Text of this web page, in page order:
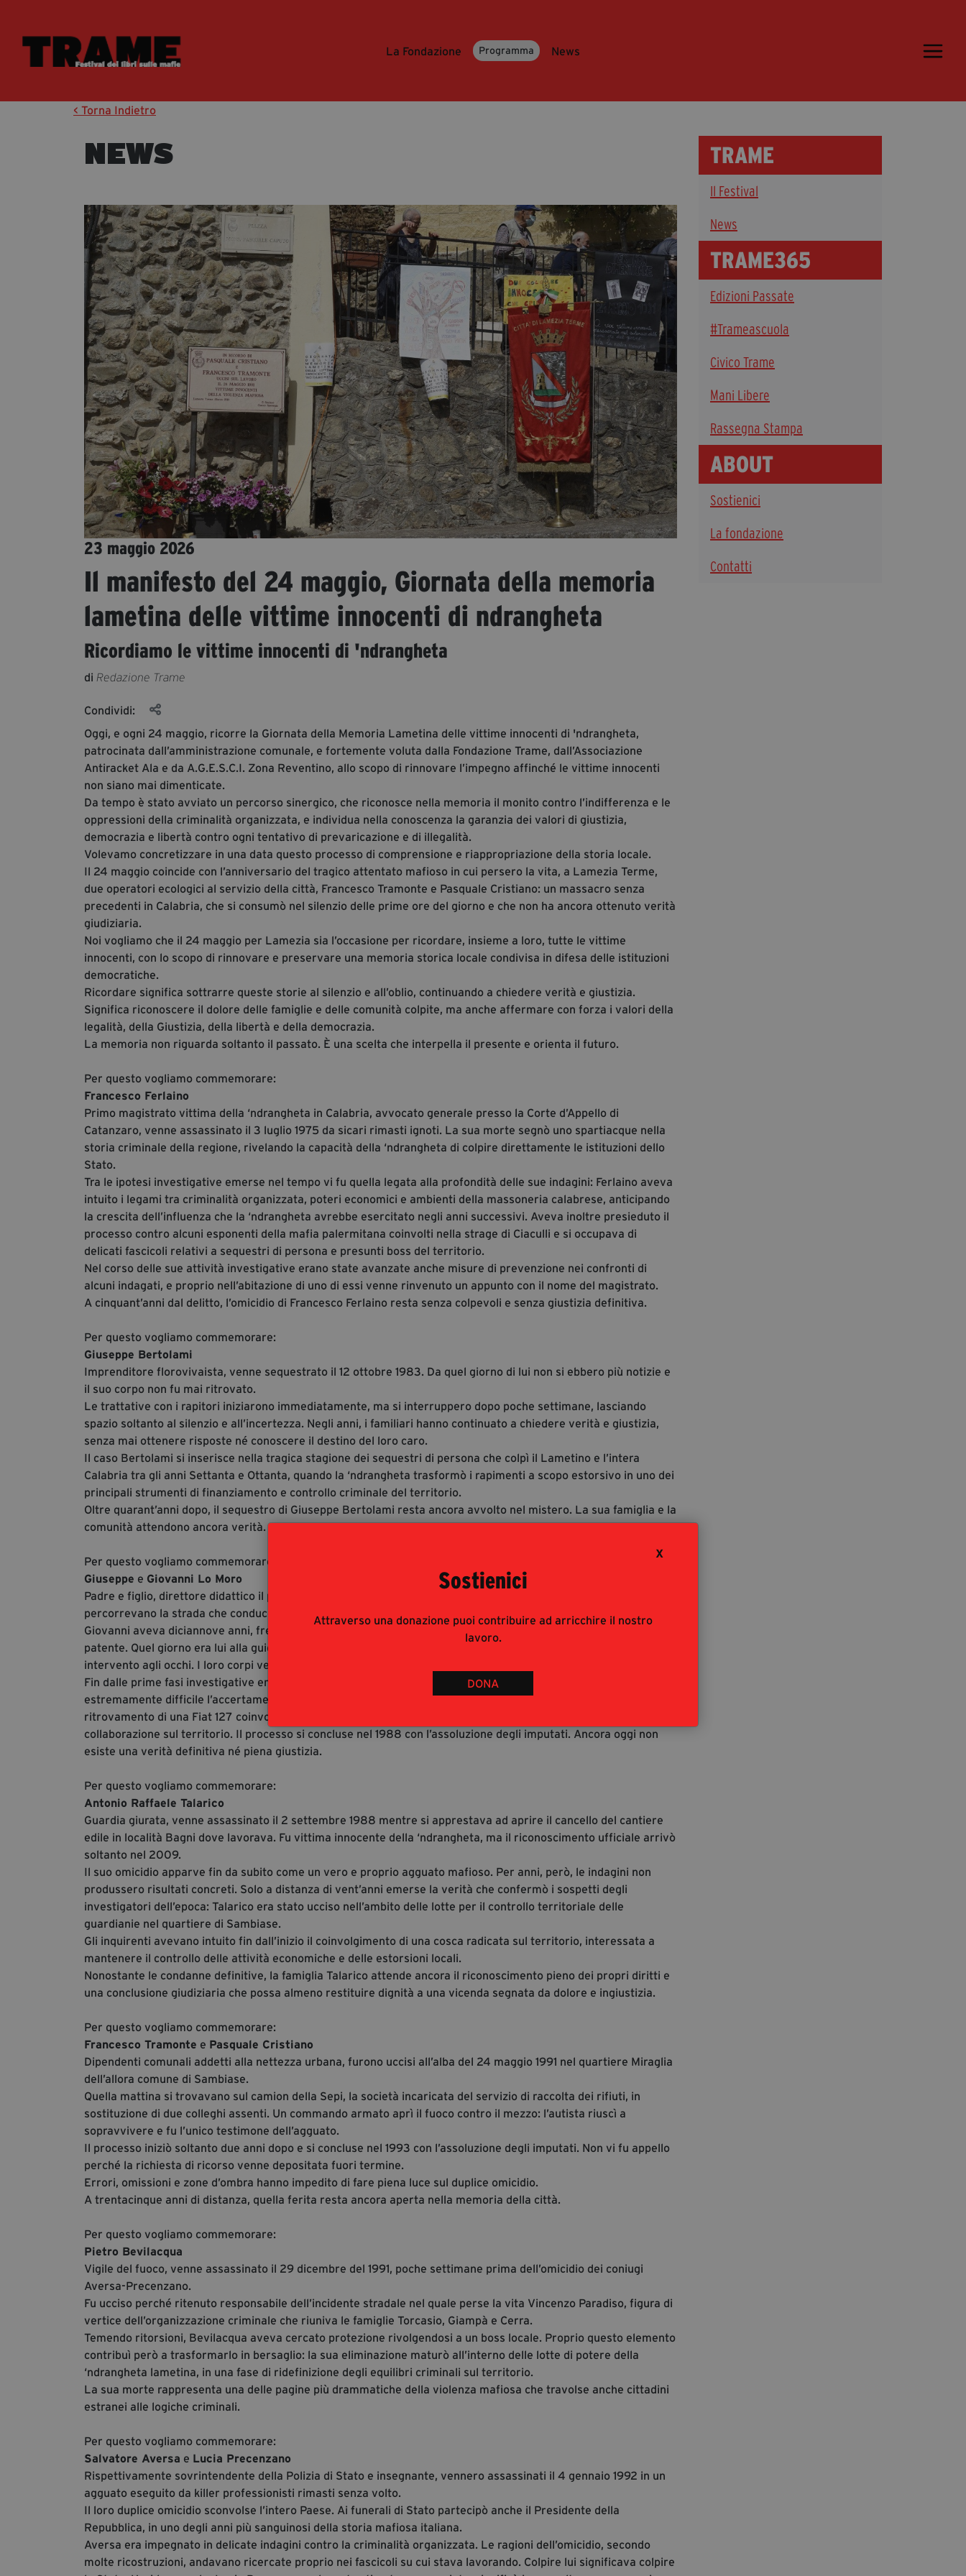
X
Sostienici
Attraverso una donazione puoi contribuire ad arricchire il nostro
lavoro.
DONA
La Fondazione Programma News
Ospiti
Media & Press
News & Kit
Accrediti Stampa
Cartella Stampa
Rassegna Stampa
Diventa Partner
Dona
Fondazione Trame
Chi Siamo
Civico Trame
#Trameascuola
Visioni Civiche
Mostra 3D - Visioni Civiche
Archivio Storico
< Torna Indietro
NEWS
23 maggio 2026
Il manifesto del 24 maggio, Giornata della memoria
lametina delle vittime innocenti di ndrangheta
Ricordiamo le vittime innocenti di 'ndrangheta
di Redazione Trame
Condividi:
Oggi, e ogni 24 maggio, ricorre la Giornata della Memoria Lametina delle vittime innocenti di 'ndrangheta,
patrocinata dall’amministrazione comunale, e fortemente voluta dalla Fondazione Trame, dall’Associazione
Antiracket Ala e da A.G.E.S.C.I. Zona Reventino, allo scopo di rinnovare l’impegno affinché le vittime innocenti
non siano mai dimenticate.
Da tempo è stato avviato un percorso sinergico, che riconosce nella memoria il monito contro l’indifferenza e le
oppressioni della criminalità organizzata, e individua nella conoscenza la garanzia dei valori di giustizia,
democrazia e libertà contro ogni tentativo di prevaricazione e di illegalità.
Volevamo concretizzare in una data questo processo di comprensione e riappropriazione della storia locale.
Il 24 maggio coincide con l’anniversario del tragico attentato mafioso in cui persero la vita, a Lamezia Terme,
due operatori ecologici al servizio della città, Francesco Tramonte e Pasquale Cristiano: un massacro senza
precedenti in Calabria, che si consumò nel silenzio delle prime ore del giorno e che non ha ancora ottenuto verità
giudiziaria.
Noi vogliamo che il 24 maggio per Lamezia sia l’occasione per ricordare, insieme a loro, tutte le vittime
innocenti, con lo scopo di rinnovare e preservare una memoria storica locale condivisa in difesa delle istituzioni
democratiche.
Ricordare significa sottrarre queste storie al silenzio e all’oblio, continuando a chiedere verità e giustizia.
Significa riconoscere il dolore delle famiglie e delle comunità colpite, ma anche affermare con forza i valori della
legalità, della Giustizia, della libertà e della democrazia.
La memoria non riguarda soltanto il passato. È una scelta che interpella il presente e orienta il futuro.
Per questo vogliamo commemorare:
Francesco Ferlaino
Primo magistrato vittima della ‘ndrangheta in Calabria, avvocato generale presso la Corte d’Appello di
Catanzaro, venne assassinato il 3 luglio 1975 da sicari rimasti ignoti. La sua morte segnò uno spartiacque nella
storia criminale della regione, rivelando la capacità della ‘ndrangheta di colpire direttamente le istituzioni dello
Stato.
Tra le ipotesi investigative emerse nel tempo vi fu quella legata alla profondità delle sue indagini: Ferlaino aveva
intuito i legami tra criminalità organizzata, poteri economici e ambienti della massoneria calabrese, anticipando
la crescita dell’influenza che la ‘ndrangheta avrebbe esercitato negli anni successivi. Aveva inoltre presieduto il
processo contro alcuni esponenti della mafia palermitana coinvolti nella strage di Ciaculli e si occupava di
delicati fascicoli relativi a sequestri di persona e presunti boss del territorio.
Nel corso delle sue attività investigative erano state avanzate anche misure di prevenzione nei confronti di
alcuni indagati, e proprio nell’abitazione di uno di essi venne rinvenuto un appunto con il nome del magistrato.
A cinquant’anni dal delitto, l’omicidio di Francesco Ferlaino resta senza colpevoli e senza giustizia definitiva.
Per questo vogliamo commemorare:
Giuseppe Bertolami
Imprenditore florovivaista, venne sequestrato il 12 ottobre 1983. Da quel giorno di lui non si ebbero più notizie e
il suo corpo non fu mai ritrovato.
Le trattative con i rapitori iniziarono immediatamente, ma si interruppero dopo poche settimane, lasciando
spazio soltanto al silenzio e all’incertezza. Negli anni, i familiari hanno continuato a chiedere verità e giustizia,
senza mai ottenere risposte né conoscere il destino del loro caro.
Il caso Bertolami si inserisce nella tragica stagione dei sequestri di persona che colpì il Lametino e l’intera
Calabria tra gli anni Settanta e Ottanta, quando la ‘ndrangheta trasformò i rapimenti a scopo estorsivo in uno dei
principali strumenti di finanziamento e controllo criminale del territorio.
Oltre quarant’anni dopo, il sequestro di Giuseppe Bertolami resta ancora avvolto nel mistero. La sua famiglia e la
comunità attendono ancora verità.
Per questo vogliamo commemorare:
Giuseppe e Giovanni Lo Moro
Padre e figlio, direttore didattico il primo e studente il secondo, furono assassinati l’8 gennaio 1985 mentre
percorrevano la strada che conduceva a Filadelfia, dove ogni mattina si recavano per andare a scuola.
Giovanni aveva diciannove anni, frequentava l’ultimo anno del liceo scientifico e aveva conseguito da poco la
patente. Quel giorno era lui alla guida dell’automobile del padre, che nei giorni precedenti aveva subito un
intervento agli occhi. I loro corpi vennero ritrovati crivellati di colpi, lungo la strada che conduceva al paese.
Fin dalle prime fasi investigative emersero reticenze, silenzi e un clima diffuso di omertà che rese
estremamente difficile l’accertamento della verità. Alcuni elementi importanti dell’inchiesta, tra cui il
ritrovamento di una Fiat 127 coinvolta nella vicenda, emersero con ritardo anche a causa della scarsa
collaborazione sul territorio. Il processo si concluse nel 1988 con l’assoluzione degli imputati. Ancora oggi non
esiste una verità definitiva né piena giustizia.
Per questo vogliamo commemorare:
Antonio Raffaele Talarico
Guardia giurata, venne assassinato il 2 settembre 1988 mentre si apprestava ad aprire il cancello del cantiere
edile in località Bagni dove lavorava. Fu vittima innocente della ‘ndrangheta, ma il riconoscimento ufficiale arrivò
soltanto nel 2009.
Il suo omicidio apparve fin da subito come un vero e proprio agguato mafioso. Per anni, però, le indagini non
produssero risultati concreti. Solo a distanza di vent’anni emerse la verità che confermò i sospetti degli
investigatori dell’epoca: Talarico era stato ucciso nell’ambito delle lotte per il controllo territoriale delle
guardianie nel quartiere di Sambiase.
Gli inquirenti avevano intuito fin dall’inizio il coinvolgimento di una cosca radicata sul territorio, interessata a
mantenere il controllo delle attività economiche e delle estorsioni locali.
Nonostante le condanne definitive, la famiglia Talarico attende ancora il riconoscimento pieno dei propri diritti e
una conclusione giudiziaria che possa almeno restituire dignità a una vicenda segnata da dolore e ingiustizia.
Per questo vogliamo commemorare:
Francesco Tramonte e Pasquale Cristiano
Dipendenti comunali addetti alla nettezza urbana, furono uccisi all’alba del 24 maggio 1991 nel quartiere Miraglia
dell’allora comune di Sambiase.
Quella mattina si trovavano sul camion della Sepi, la società incaricata del servizio di raccolta dei rifiuti, in
sostituzione di due colleghi assenti. Un commando armato aprì il fuoco contro il mezzo: l’autista riuscì a
sopravvivere e fu l’unico testimone dell’agguato.
Il processo iniziò soltanto due anni dopo e si concluse nel 1993 con l’assoluzione degli imputati. Non vi fu appello
perché la richiesta di ricorso venne depositata fuori termine.
Errori, omissioni e zone d’ombra hanno impedito di fare piena luce sul duplice omicidio.
A trentacinque anni di distanza, quella ferita resta ancora aperta nella memoria della città.
Per questo vogliamo commemorare:
Pietro Bevilacqua
Vigile del fuoco, venne assassinato il 29 dicembre del 1991, poche settimane prima dell’omicidio dei coniugi
Aversa-Precenzano.
Fu ucciso perché ritenuto responsabile dell’incidente stradale nel quale perse la vita Vincenzo Paradiso, figura di
vertice dell’organizzazione criminale che riuniva le famiglie Torcasio, Giampà e Cerra.
Temendo ritorsioni, Bevilacqua aveva cercato protezione rivolgendosi a un boss locale. Proprio questo elemento
contribuì però a trasformarlo in bersaglio: la sua eliminazione maturò all’interno delle lotte di potere della
‘ndrangheta lametina, in una fase di ridefinizione degli equilibri criminali sul territorio.
La sua morte rappresenta una delle pagine più drammatiche della violenza mafiosa che travolse anche cittadini
estranei alle logiche criminali.
Per questo vogliamo commemorare:
Salvatore Aversa e Lucia Precenzano
Rispettivamente sovrintendente della Polizia di Stato e insegnante, vennero assassinati il 4 gennaio 1992 in un
agguato eseguito da killer professionisti rimasti senza volto.
Il loro duplice omicidio sconvolse l’intero Paese. Ai funerali di Stato partecipò anche il Presidente della
Repubblica, in uno degli anni più sanguinosi della storia mafiosa italiana.
Aversa era impegnato in delicate indagini contro la criminalità organizzata. Le ragioni dell’omicidio, secondo
molte ricostruzioni, andavano ricercate proprio nei fascicoli su cui stava lavorando. Colpire lui significava colpire
TRAME
Il Festival
News
TRAME365
Edizioni Passate
#Trameascuola
Civico Trame
Mani Libere
Rassegna Stampa
ABOUT
Sostienici
La fondazione
Contatti